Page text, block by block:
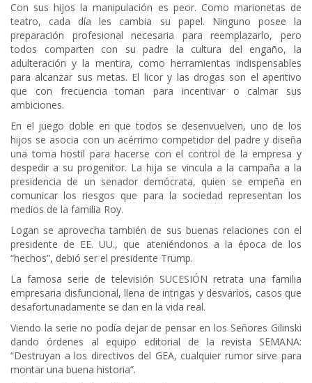
Con sus hijos la manipulación es peor. Como marionetas de
teatro, cada día les cambia su papel. Ninguno posee la
preparación profesional necesaria para reemplazarlo, pero
todos comparten con su padre la cultura del engaño, la
adulteración y la mentira, como herramientas indispensables
para alcanzar sus metas. El licor y las drogas son el aperitivo
que con frecuencia toman para incentivar o calmar sus
ambiciones.
En el juego doble en que todos se desenvuelven, uno de los
hijos se asocia con un acérrimo competidor del padre y diseña
una toma hostil para hacerse con el control de la empresa y
despedir a su progenitor. La hija se vincula a la campaña a la
presidencia de un senador demócrata, quien se empeña en
comunicar los riesgos que para la sociedad representan los
medios de la familia Roy.
Logan se aprovecha también de sus buenas relaciones con el
presidente de EE. UU., que ateniéndonos a la época de los
“hechos”, debió ser el presidente Trump.
La famosa serie de televisión SUCESIÓN retrata una familia
empresaria disfuncional, llena de intrigas y desvaríos, casos que
desafortunadamente se dan en la vida real.
Viendo la serie no podía dejar de pensar en los Señores Gilinski
dando órdenes al equipo editorial de la revista SEMANA:
“Destruyan a los directivos del GEA, cualquier rumor sirve para
montar una buena historia”.